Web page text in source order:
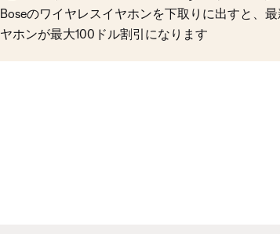
Boseのワイヤレスイヤホンを下取りに出すと、
ヤホンが最大100ドル割引になります